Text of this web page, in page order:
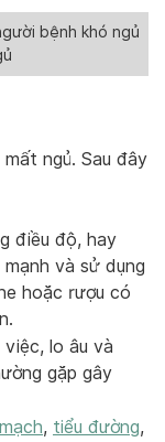
bệnh khó ngủ
ngủ. Sau đây
điều độ, hay
và sử dụng
hoặc rượu có
lo âu và
gặp gây
, tiểu đường,